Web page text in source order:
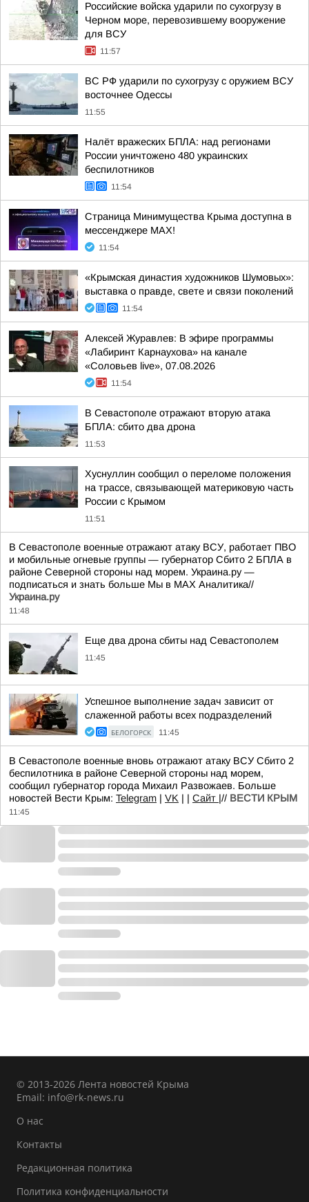
Российские войска ударили по сухогрузу в
Черном море, перевозившему вооружение
для ВСУ
11:57
ВС РФ ударили по сухогрузу с оружием ВСУ
восточнее Одессы
11:55
Налёт вражеских БПЛА: над регионами
России уничтожено 480 украинских
беспилотников
11:54
Страница Минимущества Крыма доступна в
мессенджере МАХ!
11:54
«Крымская династия художников Шумовых»:
выставка о правде, свете и связи поколений
11:54
Алексей Журавлев: В эфире программы
«Лабиринт Карнаухова» на канале
«Соловьев live», 07.08.2026
11:54
В Севастополе отражают вторую атака
БПЛА: сбито два дрона
11:53
Хуснуллин сообщил о переломе положения
на трассе, связывающей материковую часть
России с Крымом
11:51
В Севастополе военные отражают атаку ВСУ, работает ПВО
и мобильные огневые группы — губернатор Сбито 2 БПЛА в
районе Северной стороны над морем. Украина.ру —
подписаться и знать больше Мы в MAX Аналитика//
Украина.ру
11:48
Еще два дрона сбиты над Севастополем
11:45
Успешное выполнение задач зависит от
слаженной работы всех подразделений
БЕЛОГОРСК 11:45
В Севастополе военные вновь отражают атаку ВСУ Сбито 2
беспилотника в районе Северной стороны над морем,
сообщил губернатор города Михаил Развожаев. Больше
новостей Вести Крым: Telegram | VK | | Сайт |// ВЕСТИ КРЫМ
11:45
© 2013-2026 Лента новостей Крыма
Email: info@rk-news.ru
О нас
Контакты
Редакционная политика
Политика конфиденциальности